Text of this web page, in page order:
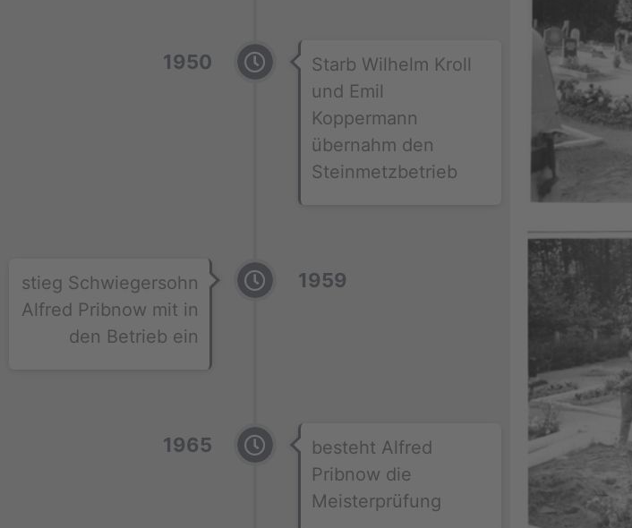
1950
Starb Wilhelm Kroll
und Emil
Koppermann
übernahm den
Steinmetzbetrieb
1959
stieg Schwiegersohn
Alfred Pribnow mit in
den Betrieb ein
1965
besteht Alfred
Pribnow die
Meisterprüfung